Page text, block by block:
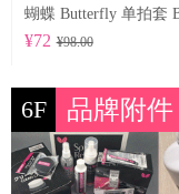
¥72 ¥98.00
6F 品牌附件